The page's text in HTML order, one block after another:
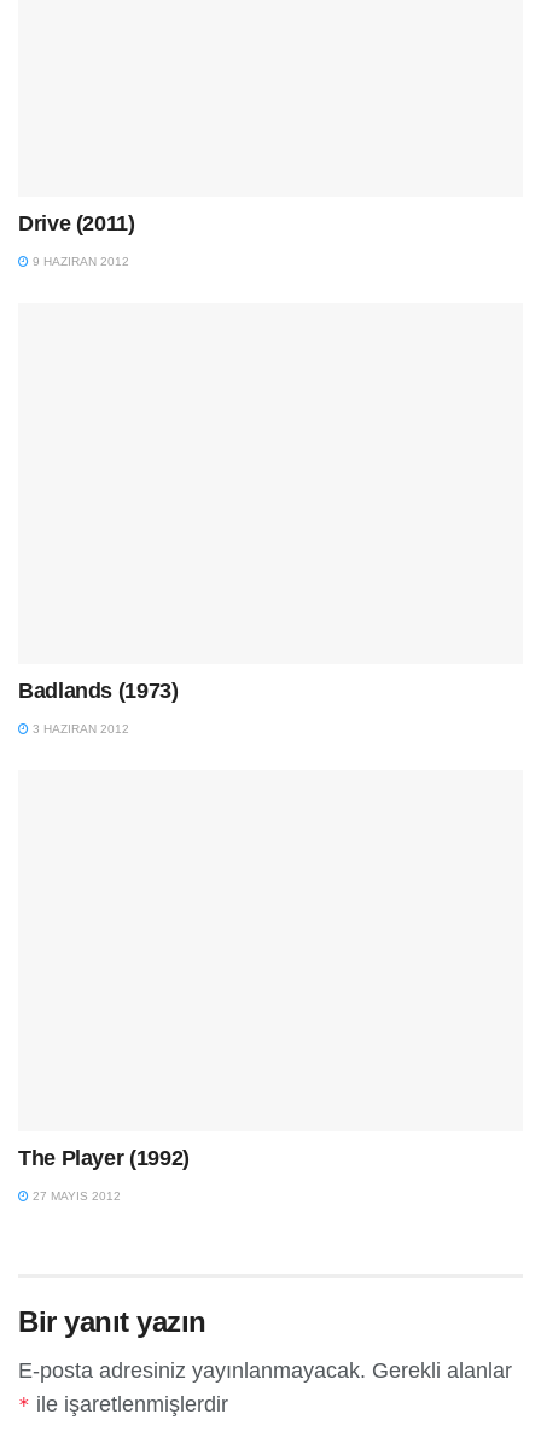
Drive (2011)
9 HAZIRAN 2012
Badlands (1973)
3 HAZIRAN 2012
The Player (1992)
27 MAYIS 2012
Bir yanıt yazın
E-posta adresiniz yayınlanmayacak. Gerekli alanlar
* ile işaretlenmişlerdir